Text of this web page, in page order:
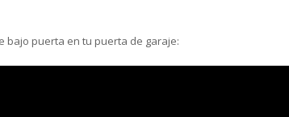
bajo puerta en tu puerta de garaje: